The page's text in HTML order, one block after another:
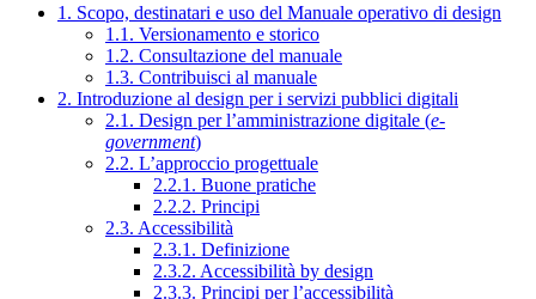
1. Scopo, destinatari e uso del Manuale operativo di design
1.1. Versionamento e storico
1.2. Consultazione del manuale
1.3. Contribuisci al manuale
2. Introduzione al design per i servizi pubblici digitali
2.1. Design per l’amministrazione digitale (e-
government)
2.2. L’approccio progettuale
2.2.1. Buone pratiche
2.2.2. Principi
2.3. Accessibilità
2.3.1. Definizione
2.3.2. Accessibilità by design
2.3.3. Principi per l’accessibilità